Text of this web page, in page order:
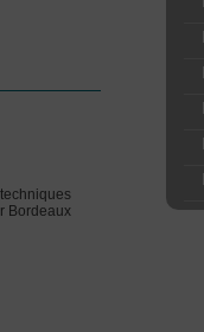
Bordeaux